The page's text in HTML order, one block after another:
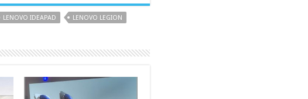
LENOVO IDEAPAD LENOVO LEGION